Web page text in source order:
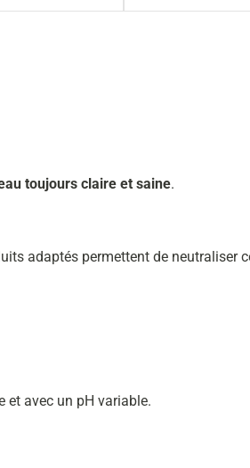
toujours claire et saine.
adaptés permettent de neutraliser
et avec un pH variable.